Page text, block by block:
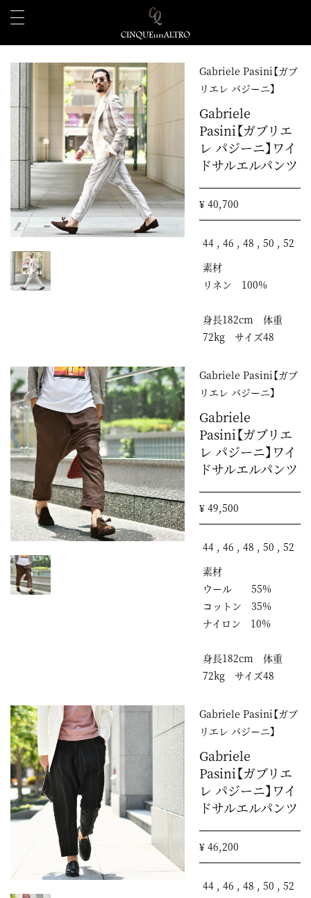
Gabriele Pasini【ガブ
リエレ パジーニ】
Gabriele
Pasini【ガブリエ
レ パジーニ】ワイ
ドサルエルパンツ
¥ 40,700
44 , 46 , 48 , 50 , 52
素材
リネン 100%
身長182cm 体重
72kg サイズ48
Gabriele Pasini【ガブ
リエレ パジーニ】
Gabriele
Pasini【ガブリエ
レ パジーニ】ワイ
ドサルエルパンツ
¥ 49,500
44 , 46 , 48 , 50 , 52
素材
ウール 55%
コットン 35%
ナイロン 10%
身長182cm 体重
72kg サイズ48
Gabriele Pasini【ガブ
リエレ パジーニ】
Gabriele
Pasini【ガブリエ
レ パジーニ】ワイ
ドサルエルパンツ
¥ 46,200
44 , 46 , 48 , 50 , 52